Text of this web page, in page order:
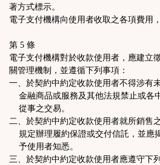
著方式標示。
電子支付機構向使用者收取之各項費用
第 5 條
電子支付機構對於收款使用者，應建立
關管理機制，並遵循下列事項：
一、於契約中約定收款使用者不得涉有
金融商品或服務及其他法規禁止或各
從事之交易。
二、於契約中約定收款使用者就所銷售
規定辦理履約保證或交付信託，並應
予使用者知悉。
三、於契約中約定收款使用者應遵守下